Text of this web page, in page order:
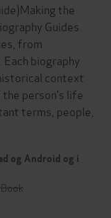
the
Guides
from
biography
context
person’s life
terms, people,
og Android og i